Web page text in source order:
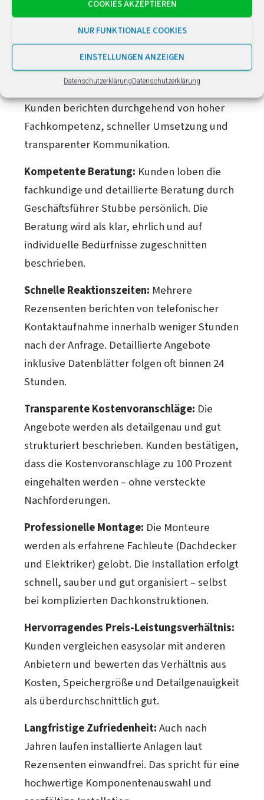
COOKIES AKZEPTIEREN
NUR FUNKTIONALE COOKIES
EINSTELLUNGEN ANZEIGEN
DatenschutzerklärungDatenschutzerklärung
Google-Bewertungen
easysolar hat auf Google eine Bewertung
von 4,9 von 5 Sternen (Stand: Februar 2026,
ca. 20 Rezensionen).Die Rezensionen
zeichnen ein einheitlich positives Bild.
Kunden berichten durchgehend von hoher
Fachkompetenz, schneller Umsetzung und
transparenter Kommunikation.
Kompetente Beratung: Kunden loben die
fachkundige und detaillierte Beratung durch
Geschäftsführer Stubbe persönlich. Die
Beratung wird als klar, ehrlich und auf
individuelle Bedürfnisse zugeschnitten
beschrieben.
Schnelle Reaktionszeiten: Mehrere
Rezensenten berichten von telefonischer
Kontaktaufnahme innerhalb weniger Stunden
nach der Anfrage. Detaillierte Angebote
inklusive Datenblätter folgen oft binnen 24
Stunden.
Transparente Kostenvoranschläge: Die
Angebote werden als detailgenau und gut
strukturiert beschrieben. Kunden bestätigen,
dass die Kostenvoranschläge zu 100 Prozent
eingehalten werden – ohne versteckte
Nachforderungen.
Professionelle Montage: Die Monteure
werden als erfahrene Fachleute (Dachdecker
und Elektriker) gelobt. Die Installation erfolgt
schnell, sauber und gut organisiert – selbst
bei komplizierten Dachkonstruktionen.
Hervorragendes Preis-Leistungsverhältnis:
Kunden vergleichen easysolar mit anderen
Anbietern und bewerten das Verhältnis aus
Kosten, Speichergröße und Detailgenauigkeit
als überdurchschnittlich gut.
Langfristige Zufriedenheit:Auch nach
Jahren laufen installierte Anlagen laut
Rezensenten einwandfrei. Das spricht für eine
hochwertige Komponentenauswahl und